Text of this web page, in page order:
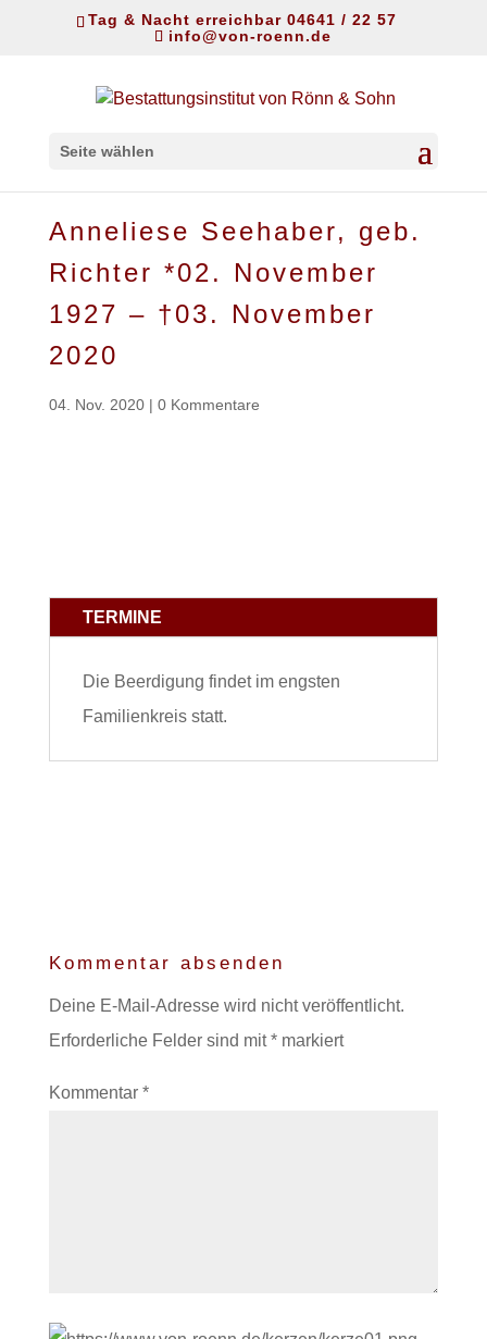
Tag & Nacht erreichbar 04641 / 22 57
info@von-roenn.de
Seite wählen
Anneliese Seehaber, geb.
Richter *02. November
1927 – †03. November
2020
04. Nov. 2020| 0 Kommentare
TERMINE
Die Beerdigung findet im engsten
Familienkreis statt.
Kommentar absenden
Deine E-Mail-Adresse wird nicht veröffentlicht.
Erforderliche Felder sind mit*markiert
Kommentar *